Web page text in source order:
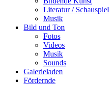
Literatur / Schauspiel
Musik
Bild und Ton
Fotos
Videos
Musik
Sounds
Galerieladen
Fördernde